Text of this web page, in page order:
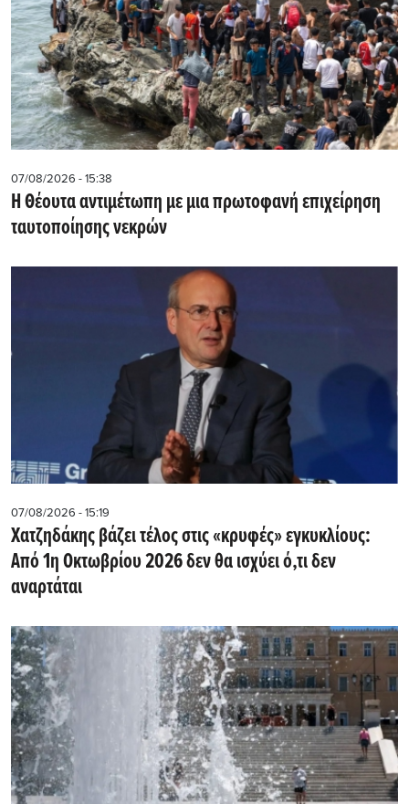
07/08/2026 - 15:38
Η Θέουτα αντιμέτωπη με μια πρωτοφανή επιχείρηση
ταυτοποίησης νεκρών
07/08/2026 - 15:19
Χατζηδάκης βάζει τέλος στις «κρυφές» εγκυκλίους:
Από 1η Οκτωβρίου 2026 δεν θα ισχύει ό,τι δεν
αναρτάται